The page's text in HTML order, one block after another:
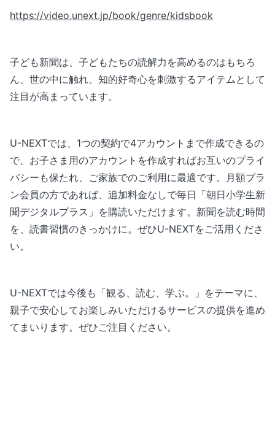
https://video.unext.jp/book/genre/kidsbook
子ども新聞は、子どもたちの読解力を高めるのはもちろ
ん、世の中に触れ、知的好奇心を刺激するアイテムとして
注目が高まっています。
U-NEXTでは、1つの契約で4アカウントまで作成できるの
で、お子さま用のアカウントを作成すればお互いのプライ
バシーも保たれ、ご家族でのご利用に最適です。月額プラ
ン会員の方であれば、追加料金なしで毎日「朝日小学生新
聞デジタルプラス」を購読いただけます。新聞を読む時間
を、読書習慣のきっかけに。ぜひU-NEXTをご活用くださ
い。
U-NEXTでは今後も「観る、読む、学ぶ。」をテーマに、
親子で安心してお楽しみいただけるサービスの提供を進め
てまいります。ぜひご注目ください。